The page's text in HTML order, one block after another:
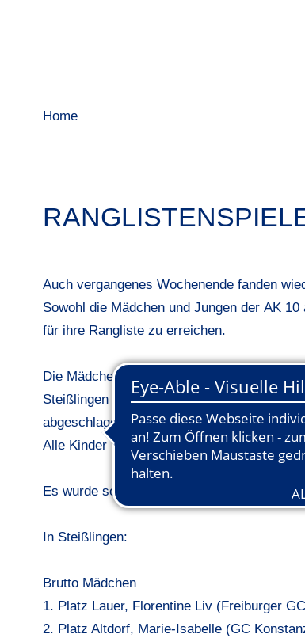
Home
Auch vergangenes Wochenende fanden
Sowohl die Mädchen und Jungen der AK 10
für ihre Rangliste zu erreichen.
Die Mädchen und Jungen der AK 10
Steißlingen und die Golfoase Pfullinger
abgeschlagen haben die Spielerinnen und
Alle Kinder haben sich gefreut endlich in
Es wurde sehr gutes Golf gespielt und
In Steißlingen:
Brutto Mädchen
1. Platz Lauer, Florentine Liv (Freiburger
2. Platz Altdorf, Marie-Isabelle (GC